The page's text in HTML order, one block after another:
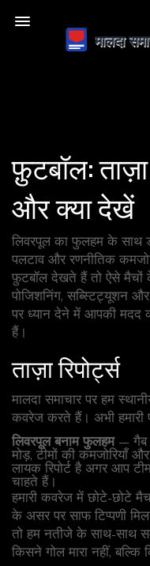
फ़ुटबॉल:
और क्या देखें
लिवरपूल का फुलहम के साथ
पलटाव और रणनीतिक
फ़ुटबॉल देखते हैं तो ऐसे
पोजिशनिंग, सब्स्टिट्यूशन
पर ध्यान देने में आपकी
हैं।
ताज़ा रिपोर्ट्स
मालदा समाचार पर हम
कवरेज करते हैं। अभी हमारी
लिवरपूल बनाम फुलहम— गैब
मोड़, टीमों की कमजोरियाँ
लायक रिपोर्ट है अगर आप
चाहते हैं।
हमारी कवरेज में छोटे-छोटे
के असर पर साफ टिप्पणी
तो हम नतीजे के साथ-साथ
किसने गोल मारा नहीं,